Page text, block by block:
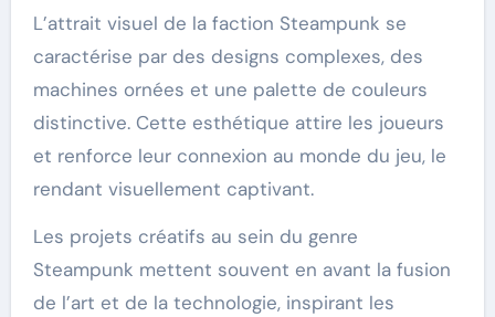
L’attrait visuel de la faction Steampunk se
caractérise par des designs complexes, des
machines ornées et une palette de couleurs
distinctive. Cette esthétique attire les joueurs
et renforce leur connexion au monde du jeu, le
rendant visuellement captivant.
Les projets créatifs au sein du genre
Steampunk mettent souvent en avant la fusion
de l’art et de la technologie, inspirant les